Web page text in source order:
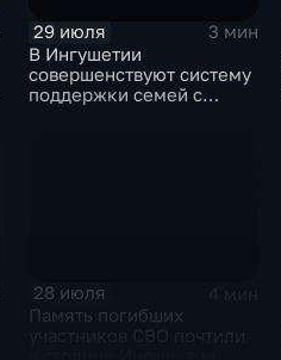
29 июля
3 мин
В Ингушетии
совершенствуют систему
поддержки семей с
28 июля
Память погибших